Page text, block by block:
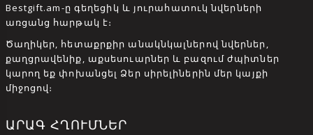
Bestgift.am-ը գեղեցիկ և յուրահատուկ նվերների
առցանց հարթակ է։
Ծաղիկեր, հետաքրքիր անակնկալներով նվերներ,
քաղցրավենիք, աքսեսուարներ և բազում ժպիտներ
կարող եք փոխանցել Ձեր սիրելիներին մեր կայքի
միջոցով։
ԱՐԱԳ ՀՂՈՒՄՆԵՐ